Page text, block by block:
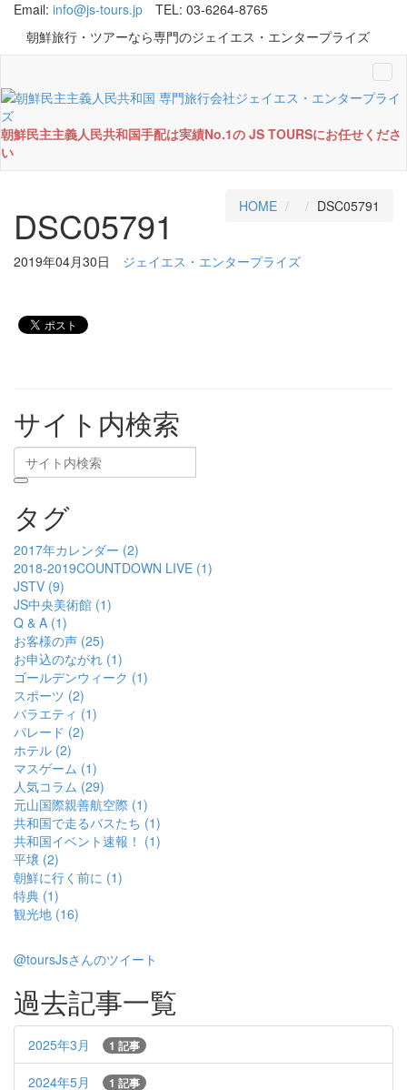
Email: info@js-tours.jp
TEL: 03-6264-8765
朝鮮旅行・ツアーなら専門のジェイエス・エンタープライズ
朝鮮民主主義人民共和国手配は実績No.1の JS TOURSにお任せくださ
い
DSC05791 HOME DSC05791
2019年04月30日 ジェイエス・エンタープライズ
サイト内検索
タグ
2017年カレンダー (2)
2018-2019COUNTDOWN LIVE (1)
JSTV (9)
JS中央美術館 (1)
Q & A (1)
お客様の声 (25)
お申込のながれ (1)
ゴールデンウィーク (1)
スポーツ (2)
バラエティ (1)
パレード (2)
ホテル (2)
マスゲーム (1)
人気コラム (29)
元山国際親善航空際 (1)
共和国で走るバスたち (1)
共和国イベント速報！ (1)
平壌 (2)
朝鮮に行く前に (1)
特典 (1)
観光地 (16)
@toursJsさんのツイート
過去記事一覧
2025年3月 1 記事
2024年5月 1 記事